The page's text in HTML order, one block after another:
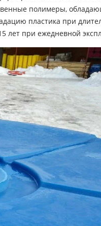
полимеры,
пластика при
лет при ежедневной